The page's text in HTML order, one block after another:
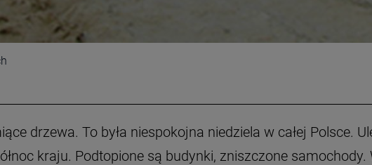
drzewa. To była niespokojna niedziela w całej Polsce.
kraju. Podtopione są budynki, zniszczone samochody.